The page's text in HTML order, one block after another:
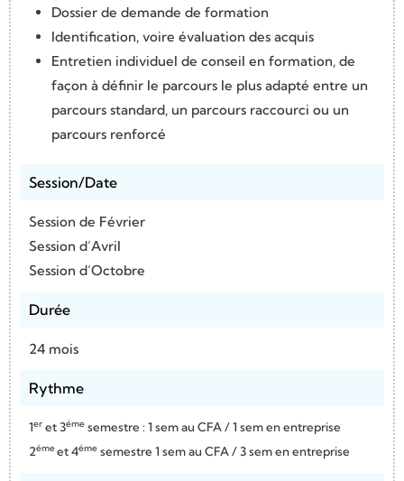
Dossier de demande de formation
Identification, voire évaluation des acquis
Entretien individuel de conseil en formation, de
façon à définir le parcours le plus adapté entre un
parcours standard, un parcours raccourci ou un
parcours renforcé
Session/Date
Session de Février
Session d’Avril
Session d’Octobre
Durée
24 mois
Rythme
1er et 3éme semestre : 1 sem au CFA / 1 sem en entreprise
2émeet 4éme semestre 1 sem au CFA / 3 sem en entreprise